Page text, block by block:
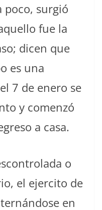
poco, surgió
fue la
dicen que
es una
7 de enero se
y comenzó
a casa.
o
el ejercito de
en